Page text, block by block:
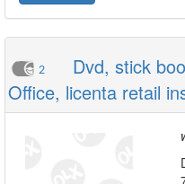
2
Dvd, stick
Office, licenta retail